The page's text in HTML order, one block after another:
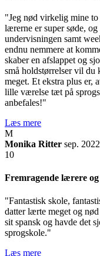
"Jeg nød virkelig mine to
lærerne er super søde,
undervisningen samt
endnu nemmere at
skaber en afslappet og
små holdstørrelser vil
meget. Et ekstra plus er,
lille værelse tæt på
anbefales!"
Læs mere
M
Monika Ritter sep. 2022
10
Fremragende lærere
"Fantastisk skole,
datter lærte meget og
sit spansk og havde det
sprogskole."
Læs mere